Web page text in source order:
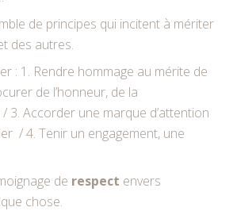
de principes qui incitent à mériter
des autres.
: 1. Rendre hommage au mérite de
de l’honneur, de la
/ 3. Accorder une marque d’attention
/ 4. Tenir un engagement, une
de respect envers
chose.